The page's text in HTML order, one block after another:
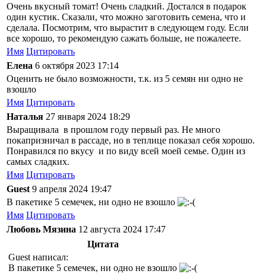
Очень вкусный томат! Очень сладкий. Достался в подарок
один кустик. Сказали, что можно заготовить семена, что и
сделала. Посмотрим, что вырастит в следующем году. Если
все хорошо, то рекомендую сажать больше, не пожалеете.
Имя Цитировать
Елена 6 октября 2023 17:14
Оценить не было возможности, т.к. из 5 семян ни одно не
взошло
Имя Цитировать
Наталья 27 января 2024 18:29
Выращивала в прошлом году первый раз. Не много
покапризничал в рассаде, но в теплице показал себя хорошо.
Понравился по вкусу и по виду всей моей семье. Один из
самых сладких.
Имя Цитировать
Guest 9 апреля 2024 19:47
В пакетике 5 семечек, ни одно не взошло
Имя Цитировать
Любовь Мязина 12 августа 2024 17:47
Цитата
Guest написал:
В пакетике 5 семечек, ни одно не взошло